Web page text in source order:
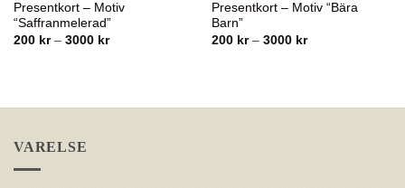
Presentkort – Motiv
“Saffranmelerad”
200 kr – 3000 krPrisintervall:
Presentkort – Motiv “Bära
Barn”
200 kr – 3000 krPrisintervall:
VARELSE